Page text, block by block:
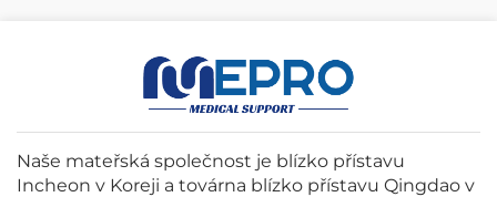
Naše mateřská společnost je blízko přístavu
Incheon v Koreji a továrna blízko přístavu Qingdao v